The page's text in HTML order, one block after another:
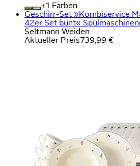
+
Farben
Geschirr-Set »Kombiservice
42er Set bunt«
Seltmann Weiden
Aktueller Preis739,99 €